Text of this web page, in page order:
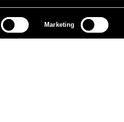
Marketing